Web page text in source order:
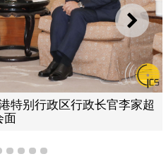
下一
特别行政区行政长官李家超
面
5 6 7 8